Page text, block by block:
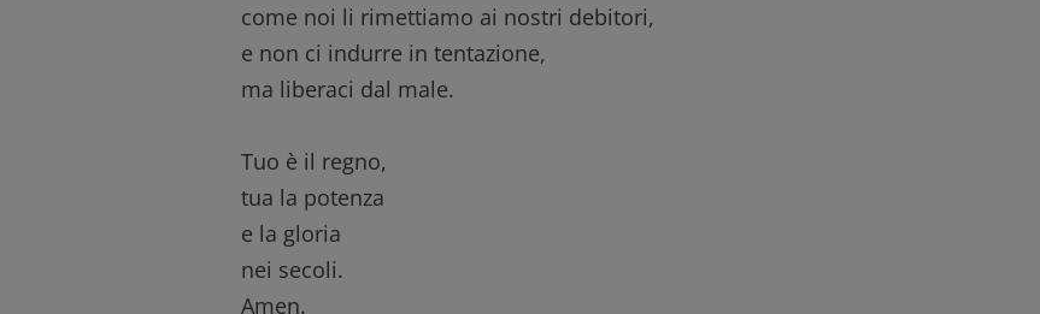
come noi li rimettiamo ai nostri debitori,
e non ci indurre in tentazione,
ma liberaci dal male.
Tuo è il regno,
tua la potenza
e la gloria
nei secoli.
Amen.